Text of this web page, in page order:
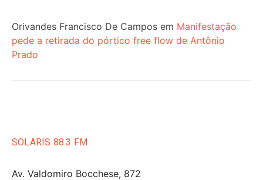
Orivandes Francisco De Campos em Manifestação
pede a retirada do pórtico free flow de Antônio
Prado
SOLARIS 88.3 FM
Av. Valdomiro Bocchese, 872